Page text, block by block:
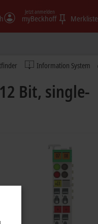
myBeckhoff
Jetzt anmelden
Merkliste
Information System
Bit, single-